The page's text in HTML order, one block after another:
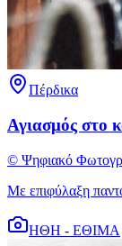
Πέρδικα
Αγιασμός στο
© Ψηφιακό
Με επιφύλαξη
ΗΘΗ - ΕΘΙΜΑ